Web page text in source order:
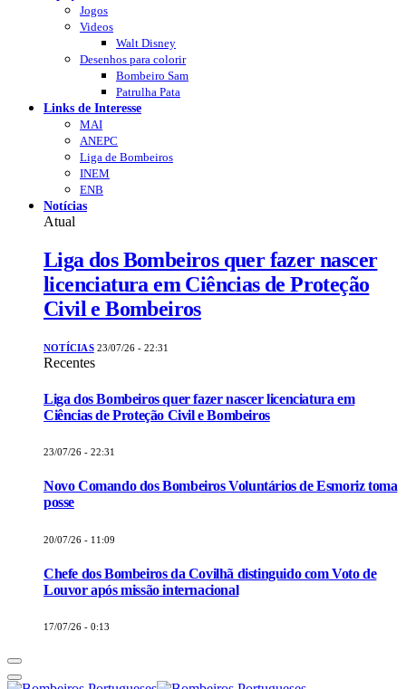
Jogos
Videos
Walt Disney
Desenhos para colorir
Bombeiro Sam
Patrulha Pata
Links de Interesse
MAI
ANEPC
Liga de Bombeiros
INEM
ENB
Notícias
Atual
Liga dos Bombeiros quer fazer nascer
licenciatura em Ciências de Proteção
Civil e Bombeiros
NOTÍCIAS 23/07/26 - 22:31
Recentes
Liga dos Bombeiros quer fazer nascer licenciatura em
Ciências de Proteção Civil e Bombeiros
23/07/26 - 22:31
Novo Comando dos Bombeiros Voluntários de Esmoriz toma
posse
20/07/26 - 11:09
Chefe dos Bombeiros da Covilhã distinguido com Voto de
Louvor após missão internacional
17/07/26 - 0:13